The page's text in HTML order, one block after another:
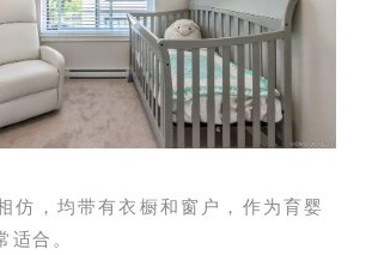
仿，均带有衣橱和窗户，作为育婴
适合。